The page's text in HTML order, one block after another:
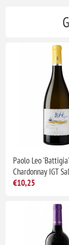
Paolo Leo 'Battigia'
Chardonnay IGT
€10,25